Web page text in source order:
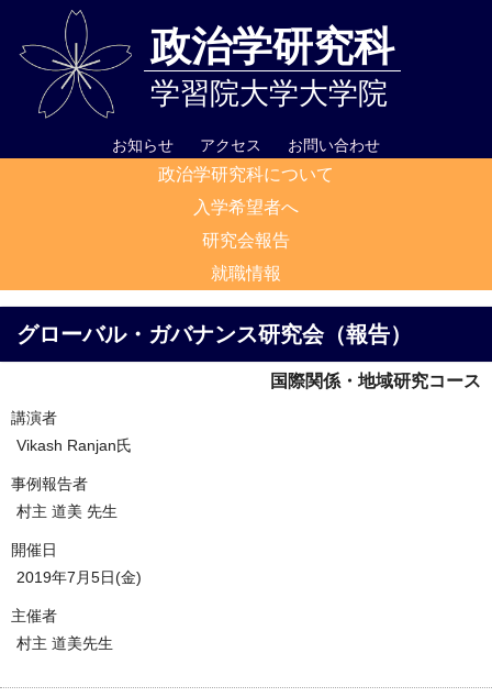
政治学研究科
学習院大学大学院
お知らせ アクセス お問い合わせ
政治学研究科について
入学希望者へ
研究会報告
就職情報
グローバル・ガバナンス研究会（報告）
国際関係・地域研究コース
講演者
Vikash Ranjan氏
事例報告者
村主 道美 先生
開催日
2019年7月5日(金)
主催者
村主 道美先生